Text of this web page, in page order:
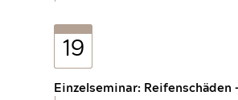
19
Einzelseminar: